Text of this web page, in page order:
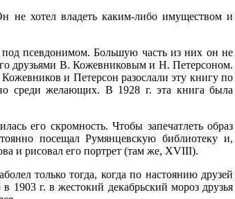
не хотел владеть каким-либо имуществом и
под псевдонимом. Большую часть из них он не
друзьями В. Кожевниковым и Н. Петерсоном.
и Петерсон разослали эту книгу по
среди желающих. В 1928 г. эта книга была
его скромность. Чтобы запечатлеть образ
посещал Румянцевскую библиотеку и,
и рисовал его портрет (там же, XVIII).
только тогда, когда по настоянию друзей
1903 г. в жестокий декабрьский мороз друзья